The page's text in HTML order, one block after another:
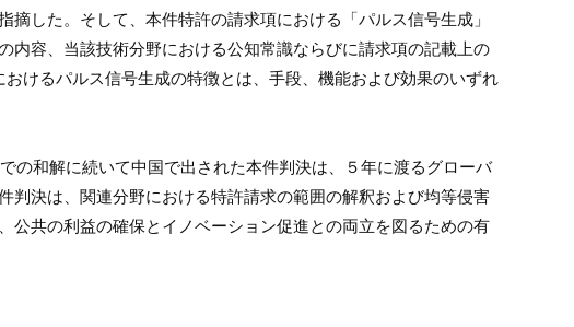
した。そして、本件特許の請求項における「パルス信号生成」
容、当該技術分野における公知常識ならびに請求項の記載上の
おけるパルス信号生成の特徴とは、手段、機能および効果のいずれ
の和解に続いて中国で出された本件判決は、５年に渡るグローバ
判決は、関連分野における特許請求の範囲の解釈および均等侵害
公共の利益の確保とイノベーション促進との両立を図るための有